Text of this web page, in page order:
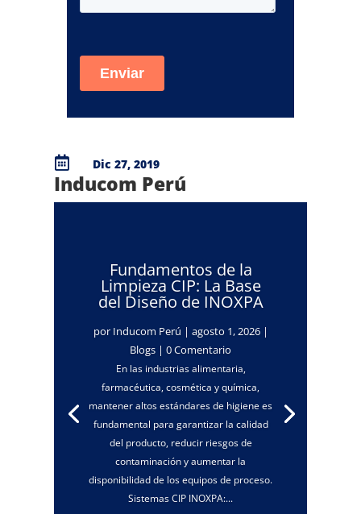
 Dic 27, 2019
Inducom Perú
Fundamentos de la
Limpieza CIP: La Base
del Diseño de INOXPA
por Inducom Perú | agosto 1, 2026|
Blogs | 0 Comentario
En las industrias alimentaria,
farmacéutica, cosmética y química,
mantener altos estándares de higiene es
fundamental para garantizar la calidad
del producto, reducir riesgos de
contaminación y aumentar la
disponibilidad de los equipos de proceso.
Sistemas CIP INOXPA:...